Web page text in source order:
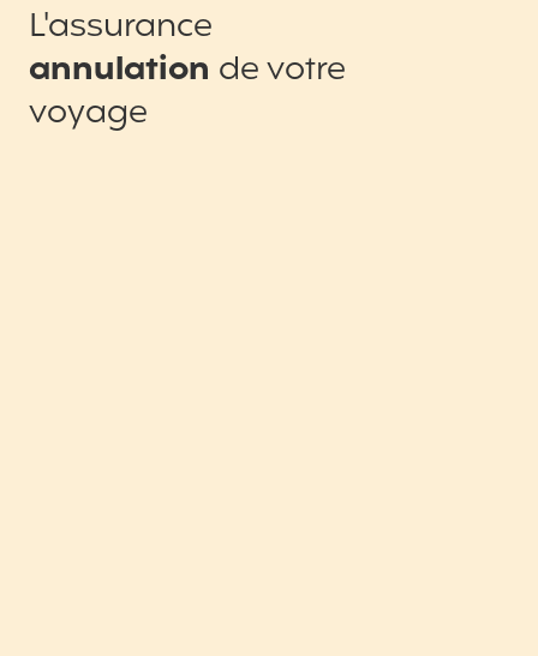
L'assurance
annulation de votre
voyage